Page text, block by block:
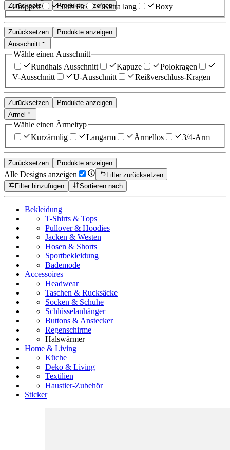
Zurücksetzen Produkte anzeigen
Cropped
Slim Fit Extra lang Boxy
Zurücksetzen
Produkte anzeigen
Ausschnitt
Wähle einen Ausschnitt
Rundhals Ausschnitt
Kapuze
Polokragen
V-Ausschnitt
U-Ausschnitt Reißverschluss-Kragen
Zurücksetzen
Produkte anzeigen
Ärmel
Wähle einen Ärmeltyp
Kurzärmlig
Langarm Ärmellos 3/4-Arm
Zurücksetzen Produkte anzeigen
Alle Designs anzeigen
Filter zurücksetzen
Filter hinzufügen
Sortieren nach
Bekleidung
T-Shirts & Tops
Pullover & Hoodies
Jacken & Westen
Hosen & Shorts
Sportbekleidung
Bademode
Accessoires
Headwear
Taschen & Rucksäcke
Socken & Schuhe
Schlüsselanhänger
Buttons & Anstecker
Regenschirme
Halswärmer
Home & Living
Küche
Deko & Living
Textilien
Haustier-Zubehör
Sticker